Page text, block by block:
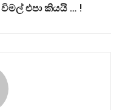
එපා කියයි … !